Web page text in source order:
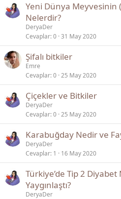
Yeni Dünya Meyvesinin
Nelerdir?
DeryaDer
Cevaplar 0 31 May 2020
Şifalı bitkiler
Emre
Cevaplar 0 25 May 2020
Çiçekler ve Bitkiler
DeryaDer
Cevaplar 0 25 May 2020
Karabuğday Nedir ve
DeryaDer
Cevaplar 1 16 May 2020
Türkiye’de Tip 2
Yaygınlaştı?
DeryaDer